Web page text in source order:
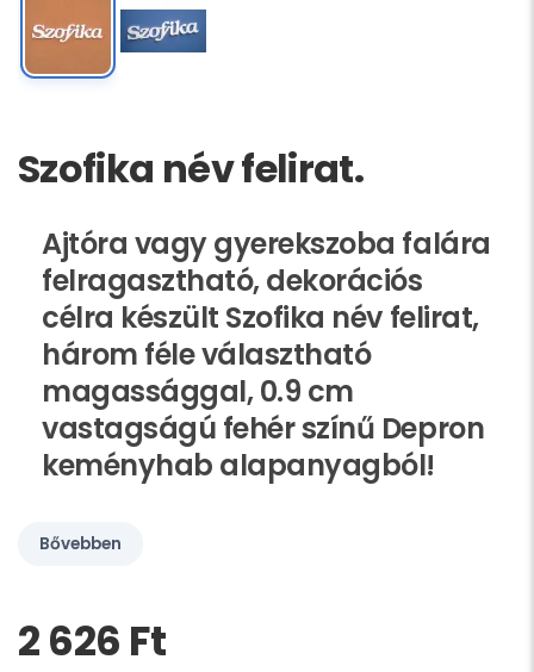
Szofika név felirat.
Ajtóra vagy gyerekszoba falára
felragasztható, dekorációs
célra készült Szofika név felirat,
három féle választható
magassággal, 0.9 cm
vastagságú fehér színű Depron
keményhab alapanyagból!
Bővebben
Kérem,
hagyja
2 626 Ft‎